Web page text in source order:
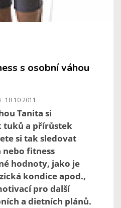
s osobní váhou
18.10.2011
Tanita si
a přírůstek
si tak sledovat
fitness
hodnoty, jako je
kondice apod.,
pro další
a dietních plánů.